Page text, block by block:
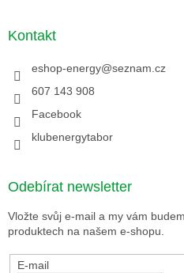
Kontakt
eshop-energy@seznam.cz
607 143 908
Facebook
klubenergytabor
Odebírat newsletter
Vložte svůj e-mail a my vám
produktech na našem e-shopu.
E-mail